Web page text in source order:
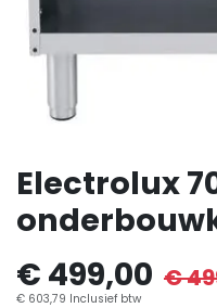
Electrolux
€ 499,00 €
€ 603,79 Inclusief btw